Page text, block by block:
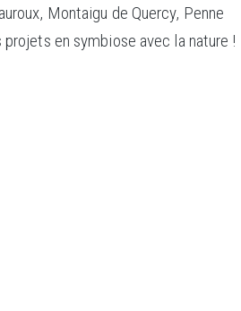
Montaigu de Quercy, Penne
projets en symbiose avec la nature !